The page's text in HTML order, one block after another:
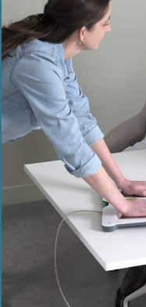
Sudoscan es un
por Impeto Medical,
precoz y el
periféricas.
Sólo para uso
Este producto sanitario
lleva, en virtud de esta
La revolución de
Conecte
pacientes